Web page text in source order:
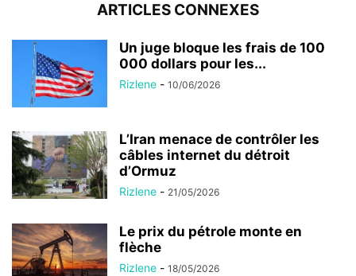
ARTICLES CONNEXES
Un juge bloque les frais de 100
000 dollars pour les...
Rizlene - 10/06/2026
L’Iran menace de contrôler les
câbles internet du détroit
d’Ormuz
Rizlene - 21/05/2026
Le prix du pétrole monte en
flèche
Rizlene - 18/05/2026